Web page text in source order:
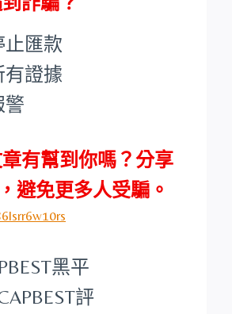
止匯款
有證據
警
有幫到你嗎？分享
避免更多人受騙。
黑平
評